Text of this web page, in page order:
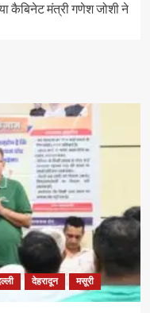
कैबिनेट मंत्री गणेश जोशी ने
देहरादून मसूरी